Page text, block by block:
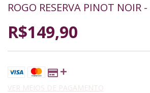
ROGO RESERVA PINOT NOIR
R$149,90
VER MEIOS DE PAGAMENTO